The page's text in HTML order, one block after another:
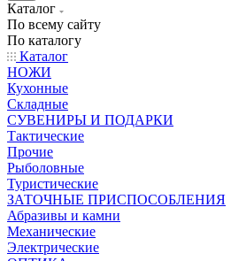
Каталог
По всему сайту
По каталогу
Каталог
НОЖИ
Кухонные
Складные
СУВЕНИРЫ И ПОДАРКИ
Тактические
Прочие
Рыболовные
Туристические
ЗАТОЧНЫЕ ПРИСПОСОБЛЕНИЯ
Абразивы и камни
Механические
Электрические